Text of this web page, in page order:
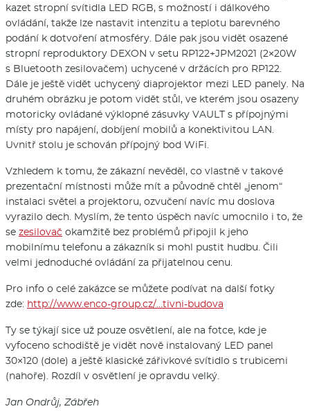
kazet stropní svítidla LED RGB, s možností i dálkového
ovládání, takže lze nastavit intenzitu a teplotu barevného
podání k dotvoření atmosféry. Dále pak jsou vidět osazené
stropní reproduktory DEXON v setu RP122+JPM2021 (2×20W
s Bluetooth zesilovačem) uchycené v držácích pro RP122.
Dále je ještě vidět uchycený diaprojektor mezi LED panely. Na
druhém obrázku je potom vidět stůl, ve kterém jsou osazeny
motoricky ovládané výklopné zásuvky VAULT s přípojnými
místy pro napájení, dobíjení mobilů a konektivitou LAN.
Uvnitř stolu je schován přípojný bod WiFi.
Vzhledem k tomu, že zákazní nevěděl, co vlastně v takové
prezentační místnosti může mít a původně chtěl „jenom“
instalaci světel a projektoru, ozvučení navíc mu doslova
vyrazilo dech. Myslím, že tento úspěch navíc umocnilo i to, že
se zesilovač okamžitě bez problémů připojil k jeho
mobilnímu telefonu a zákazník si mohl pustit hudbu. Čili
velmi jednoduché ovládání za přijatelnou cenu.
Pro info o celé zakázce se můžete podívat na další fotky
zde: http://www.enco-group.cz/…tivni-budova
Ty se týkají sice už pouze osvětlení, ale na fotce, kde je
vyfoceno schodiště je vidět nově instalovaný LED panel
30×120 (dole) a ještě klasické zářivkové svítidlo s trubicemi
(nahoře). Rozdíl v osvětlení je opravdu velký.
Jan Ondrůj, Zábřeh